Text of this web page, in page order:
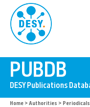
Home > Authorities > Periodicals